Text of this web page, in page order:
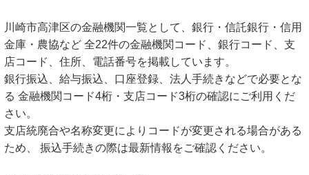
川崎市高津区の金融機関一覧として、銀行・信託銀行・信用
金庫・農協など 全22件の金融機関コード、銀行コード、支
店コード、住所、電話番号を掲載しています。
銀行振込、給与振込、口座登録、法人手続きなどで必要とな
る 金融機関コード4桁・支店コード3桁の確認にご利用くだ
さい。
支店統廃合や名称変更によりコードが変更される場合がある
ため、 振込手続きの際は最新情報をご確認ください。